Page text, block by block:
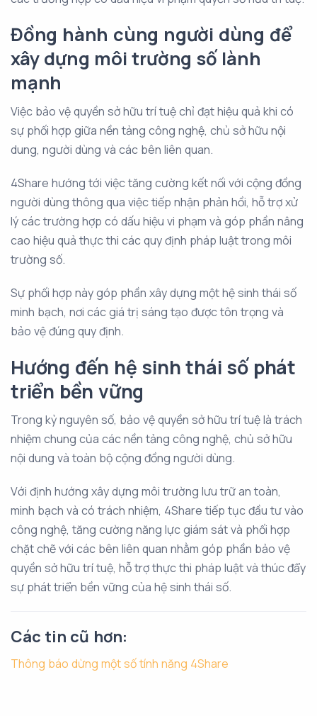
Đồng hành cùng người dùng để
xây dựng môi trường số lành
mạnh
Việc bảo vệ quyền sở hữu trí tuệ chỉ đạt hiệu quả khi có
sự phối hợp giữa nền tảng công nghệ, chủ sở hữu nội
dung, người dùng và các bên liên quan.
4Share hướng tới việc tăng cường kết nối với cộng đồng
người dùng thông qua việc tiếp nhận phản hồi, hỗ trợ xử
lý các trường hợp có dấu hiệu vi phạm và góp phần nâng
cao hiệu quả thực thi các quy định pháp luật trong môi
trường số.
Sự phối hợp này góp phần xây dựng một hệ sinh thái số
minh bạch, nơi các giá trị sáng tạo được tôn trọng và
bảo vệ đúng quy định.
Hướng đến hệ sinh thái số phát
triển bền vững
Trong kỷ nguyên số, bảo vệ quyền sở hữu trí tuệ là trách
nhiệm chung của các nền tảng công nghệ, chủ sở hữu
nội dung và toàn bộ cộng đồng người dùng.
Với định hướng xây dựng môi trường lưu trữ an toàn,
minh bạch và có trách nhiệm, 4Share tiếp tục đầu tư vào
công nghệ, tăng cường năng lực giám sát và phối hợp
chặt chẽ với các bên liên quan nhằm góp phần bảo vệ
quyền sở hữu trí tuệ, hỗ trợ thực thi pháp luật và thúc đẩy
sự phát triển bền vững của hệ sinh thái số.
Các tin cũ hơn:
Thông báo dừng một số tính năng 4Share